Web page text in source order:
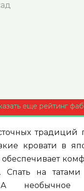
еще рейтинг
традиций
кровати в
Спать на
необычное